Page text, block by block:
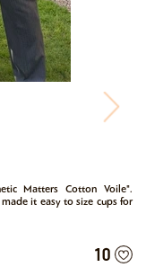
Matters Cotton Voile".
it easy to size cups for
10